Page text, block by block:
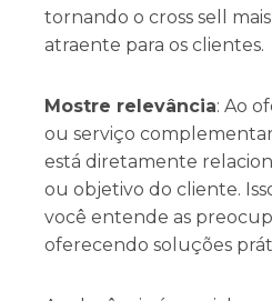
tornando o cross sell mais
atraente para os clientes.
Mostre relevância: Ao
ou serviço
está diretamente
ou objetivo do cliente.
você entende as
oferecendo soluções